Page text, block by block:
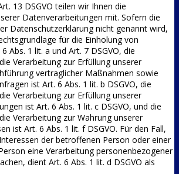
13 DSGVO teilen wir Ihnen die
Datenverarbeitungen mit. Sofern die
Datenschutzerklärung nicht genannt wird,
für die Einholung von
Abs. 1 lit. a und Art. 7 DSGVO, die
Verarbeitung zur Erfüllung unserer
vertraglicher Maßnahmen sowie
ist Art. 6 Abs. 1 lit. b DSGVO, die
Verarbeitung zur Erfüllung unserer
ist Art. 6 Abs. 1 lit. c DSGVO, und die
Verarbeitung zur Wahrung unserer
ist Art. 6 Abs. 1 lit. f DSGVO. Für den Fall,
der betroffenen Person oder einer
eine Verarbeitung personenbezogener
dient Art. 6 Abs. 1 lit. d DSGVO als